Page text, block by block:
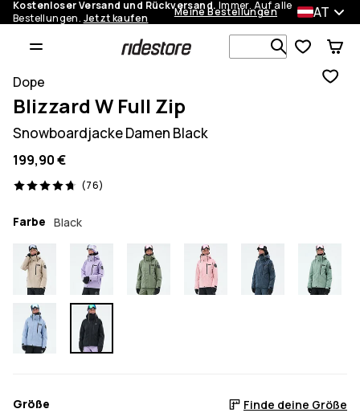
Kostenloser Versand und Rückversand. Immer. Auf alle
Bestellungen. Jetzt kaufen Meine Bestellungen AT
Dope
Blizzard W Full Zip
Snowboardjacke Damen Black
199,90 €
(76)
76 Reviews, 4.7/5
Farbe Black
Größe Finde deine Größe